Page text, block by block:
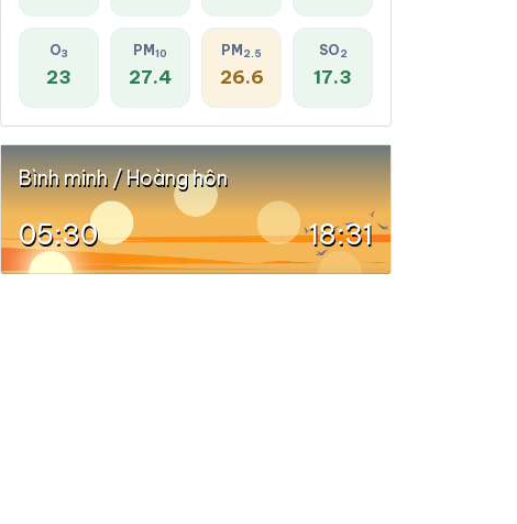
O3
23
PM 10
27.4
PM 2.5
26.6
SO2
17.3
Bình minh / Hoàng hôn
05:30 18:31